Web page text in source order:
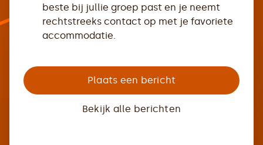
beste bij jullie groep past en je neemt
rechtstreeks contact op met je favoriete
accommodatie.
Plaats een bericht
Bekijk alle berichten